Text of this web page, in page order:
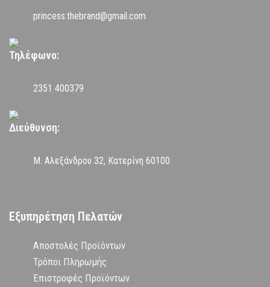
princess.thebrand@gmail.com
Τηλέφωνο:
2351 400379
Διεύθυνση:
Μ. Αλεξάνδρου 32, Κατερίνη 60100
Εξυπηρέτηση Πελατών
Αποστολές Προϊόντων
Τρόποι Πληρωμής
Επιστροφές Προϊόντων